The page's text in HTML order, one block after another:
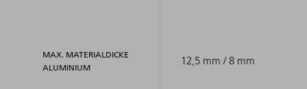
MAX. MATERIALDICKE
ALUMINIUM
12,5 mm / 8 mm